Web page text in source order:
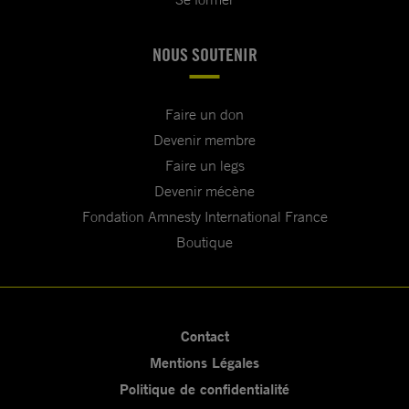
NOUS SOUTENIR
Faire un don
Devenir membre
Faire un legs
Devenir mécène
Fondation Amnesty International France
Boutique
Contact
Mentions Légales
Politique de confidentialité